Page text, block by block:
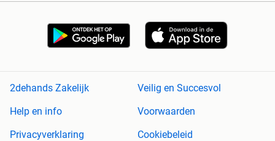
2dehands Zakelijk
Veilig en Succesvol
Help en info
Voorwaarden
Privacyverklaring
Cookiebeleid